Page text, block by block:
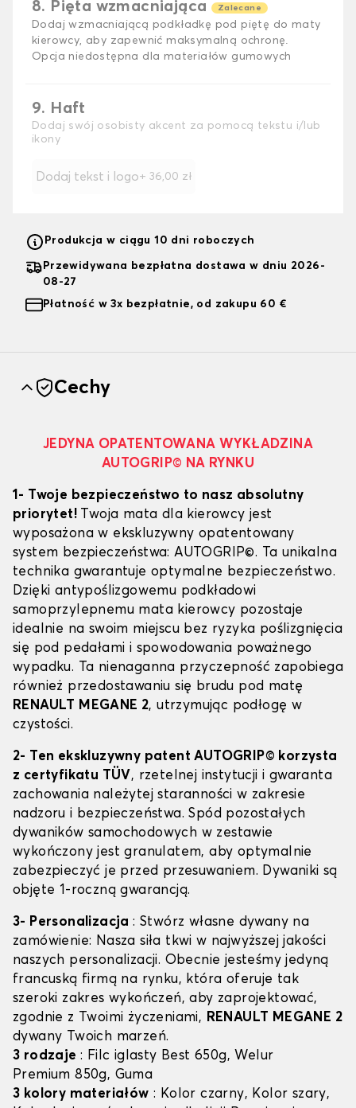
8. Pięta wzmacniająca Zalecane
Dodaj wzmacniającą podkładkę pod piętę do maty
kierowcy, aby zapewnić maksymalną ochronę.
Opcja niedostępna dla materiałów gumowych
9. Haft
Dodaj swój osobisty akcent za pomocą tekstu i/lub
ikony
Dodaj tekst i logo+ 36,00 zł
Produkcja w ciągu 10 dni roboczych
Przewidywana bezpłatna dostawa w dniu 2026-
08-27
Płatność w 3x bezpłatnie, od zakupu 60 €
Cechy
JEDYNA OPATENTOWANA WYKŁADZINA
AUTOGRIP© NA RYNKU
1- Twoje bezpieczeństwo to nasz absolutny
priorytet! Twoja mata dla kierowcy jest
wyposażona w ekskluzywny opatentowany
system bezpieczeństwa: AUTOGRIP©. Ta unikalna
technika gwarantuje optymalne bezpieczeństwo.
Dzięki antypoślizgowemu podkładowi
samoprzylepnemu mata kierowcy pozostaje
idealnie na swoim miejscu bez ryzyka poślizgnięcia
się pod pedałami i spowodowania poważnego
wypadku. Ta nienaganna przyczepność zapobiega
również przedostawaniu się brudu pod matę
RENAULT MEGANE 2, utrzymując podłogę w
czystości.
2- Ten ekskluzywny patent AUTOGRIP© korzysta
z certyfikatu TÜV, rzetelnej instytucji i gwaranta
zachowania należytej staranności w zakresie
nadzoru i bezpieczeństwa. Spód pozostałych
dywaników samochodowych w zestawie
wykończony jest granulatem, aby optymalnie
zabezpieczyć je przed przesuwaniem. Dywaniki są
objęte 1-roczną gwarancją.
3- Personalizacja: Stwórz własne dywany na
zamówienie: Nasza siła tkwi w najwyższej jakości
naszych personalizacji. Obecnie jesteśmy jedyną
francuską firmą na rynku, która oferuje tak
szeroki zakres wykończeń, aby zaprojektować,
zgodnie z Twoimi życzeniami, RENAULT MEGANE 2
dywany Twoich marzeń.
3 rodzaje : Filc iglasty Best 650g, Welur
Premium 850g, Guma
3 kolory materiałów : Kolor czarny, Kolor szary,